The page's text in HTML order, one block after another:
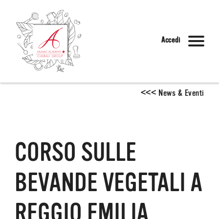
Accedi
<<< News & Eventi
CORSO SULLE
BEVANDE VEGETALI A